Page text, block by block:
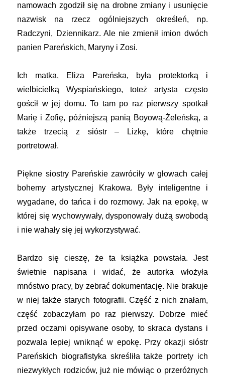
namowach zgodził się na drobne zmiany i usunięcie
nazwisk na rzecz ogólniejszych określeń, np.
Radczyni, Dziennikarz. Ale nie zmienił imion dwóch
panien Pareńskich, Maryny i Zosi.
Ich matka, Eliza Pareńska, była protektorką i
wielbicielką Wyspiańskiego, toteż artysta często
gościł w jej domu. To tam po raz pierwszy spotkał
Marię i Zofię, późniejszą panią Boyową-Żeleńską, a
także trzecią z sióstr – Lizkę, które chętnie
portretował.
Piękne siostry Pareńskie zawróciły w głowach całej
bohemy artystycznej Krakowa. Były inteligentne i
wygadane, do tańca i do rozmowy. Jak na epokę, w
której się wychowywały, dysponowały dużą swobodą
i nie wahały się jej wykorzystywać.
Bardzo się cieszę, że ta książka powstała. Jest
świetnie napisana i widać, że autorka włożyła
mnóstwo pracy, by zebrać dokumentację. Nie brakuje
w niej także starych fotografii. Część z nich znałam,
część zobaczyłam po raz pierwszy. Dobrze mieć
przed oczami opisywane osoby, to skraca dystans i
pozwala lepiej wniknąć w epokę. Przy okazji sióstr
Pareńskich biografistyka skreśliła także portrety ich
niezwykłych rodziców, już nie mówiąc o przeróżnych